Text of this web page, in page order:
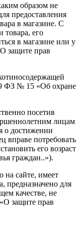
образом не
предоставления
в магазине. С
товара, его
в магазине или у
защите прав
ФЗ № 15 «Об охране
посетив
лицам
о достижении
вправе потребовать
его возраст
граждан..»).
на сайте, имеет
предназначено для
качестве, не
защите прав